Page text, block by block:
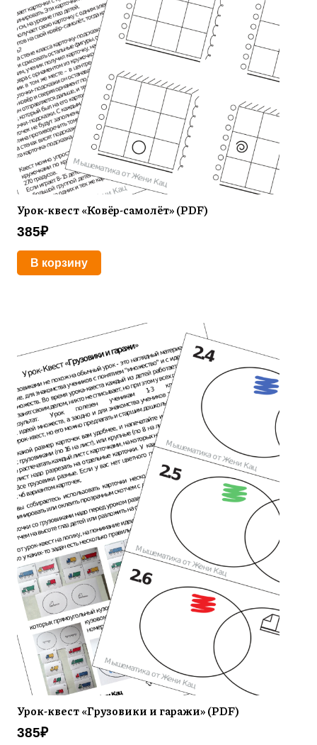
Урок-квест «Ковёр-самолёт» (PDF)
385₽
В корзину
Урок-квест «Грузовики и гаражи» (PDF)
385₽